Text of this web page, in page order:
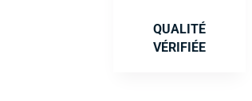
QUALITÉ
VÉRIFIÉE